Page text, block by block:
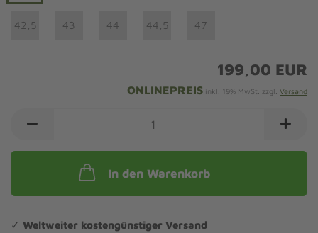
42,5 43 44 44,5 47
199,00 EUR
ONLINEPREIS inkl. 19% MwSt. zzgl. Versand
In den Warenkorb
✓ Weltweiter kostengünstiger Versand